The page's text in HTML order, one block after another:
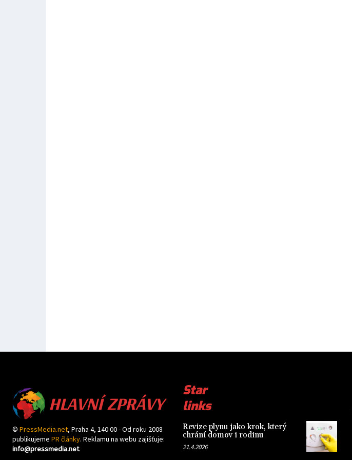
HLAVNÍ ZPRÁVY
© PressMedia.net, Praha 4, 140 00 - Od roku 2008
publikujeme PR články. Reklamu na webu zajišťuje:
info@pressmedia.net.
Star
links
Revize plynu jako krok, který
chrání domov i rodinu
21.4.2026